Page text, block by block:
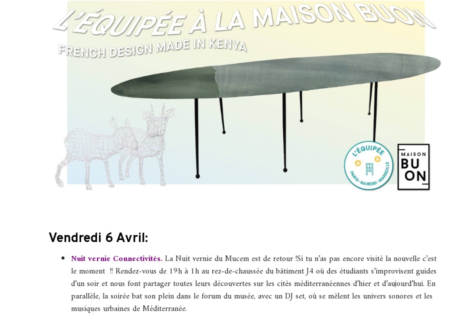
Vendredi 6 Avril:
Nuit vernie Connectivités. La Nuit vernie du Mucem est de retour !Si tu n’as pas encore visité la nouvelle c’est
le moment !! Rendez-vous de 19h à 1h au rez-de-chaussée du bâtiment J4 où des étudiants s’improvisent guides
d’un soir et nous font partager toutes leurs découvertes sur les cités méditerranéennes d’hier et d’aujourd’hui. En
parallèle, la soirée bat son plein dans le forum du musée, avec un DJ set, où se mêlent les univers sonores et les
musiques urbaines de Méditerranée.